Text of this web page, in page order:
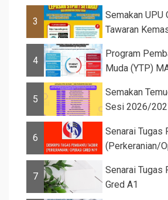
3
Semakan UPU
Tawaran
4
Program
Muda (YTP)
5
Semakan
Sesi 2026/
6
Senarai Tugas
(Perkeranian/
7
Senarai Tugas
Gred A1